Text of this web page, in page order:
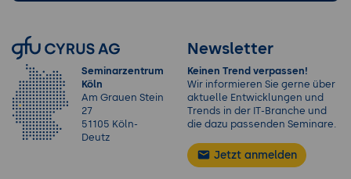
Seminarzentrum
Köln
Am Grauen Stein
27
51105 Köln-
Deutz
Newsletter
Keinen Trend verpassen!
Wir informieren Sie gerne über
aktuelle Entwicklungen und
Trends in der IT-Branche und
die dazu passenden Seminare.
Jetzt anmelden